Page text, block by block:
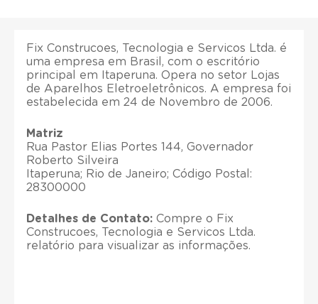
Fix Construcoes, Tecnologia e Servicos Ltda. é
uma empresa em Brasil, com o escritório
principal em Itaperuna. Opera no setor Lojas
de Aparelhos Eletroeletrônicos. A empresa foi
estabelecida em 24 de Novembro de 2006.
Matriz
Rua Pastor Elias Portes 144, Governador
Roberto Silveira
Itaperuna; Rio de Janeiro; Código Postal:
28300000
Detalhes de Contato: Compre o Fix
Construcoes, Tecnologia e Servicos Ltda.
relatório para visualizar as informações.